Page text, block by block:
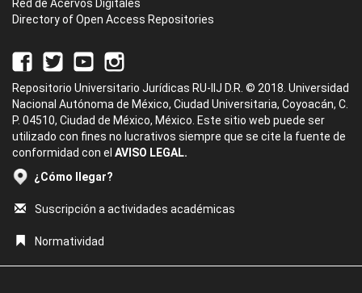
Red de Acervos Digitales
Directory of Open Access Repositories
Repositorio Universitario Jurídicas RU-IIJ D.R. © 2018. Universidad
Nacional Autónoma de México, Ciudad Universitaria, Coyoacán, C.
P. 04510, Ciudad de México, México. Este sitio web puede ser
utilizado con fines no lucrativos siempre que se cite la fuente de
conformidad con el AVISO LEGAL.
¿Cómo llegar?
Suscripción a actividades académicas
Normatividad